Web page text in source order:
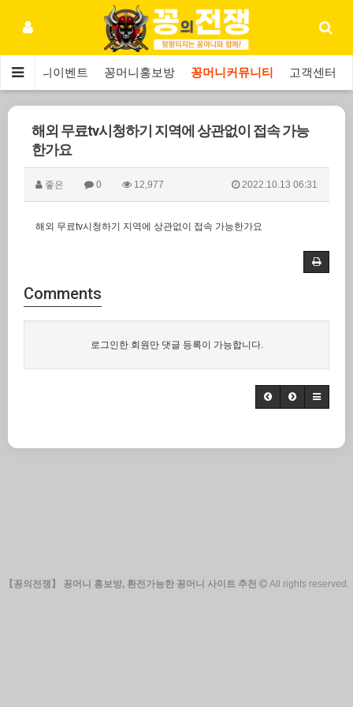
꽁머니이벤트 꽁머니홍보방 꽁머니커뮤니티 고객센터
해외 무료tv시청하기 지역에 상관없이 접속 가능
한가요
좋은 0 12,977 2022.10.13 06:31
해외 무료tv시청하기 지역에 상관없이 접속 가능한가요
Comments
로그인한 회원만 댓글 등록이 가능합니다.
【꽁의전쟁】 꽁머니 홍보방, 환전가능한 꽁머니 사이트 추천 All rights reserved.